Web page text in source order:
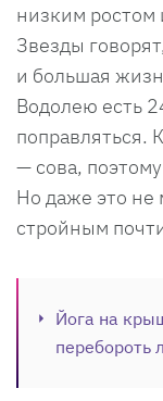
низким ростом
Звезды
и большая
Водолею есть
поправляться.
— сова,
Но даже это не
стройным
Йога на
перебороть